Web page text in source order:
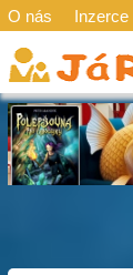
O nás Inzerce